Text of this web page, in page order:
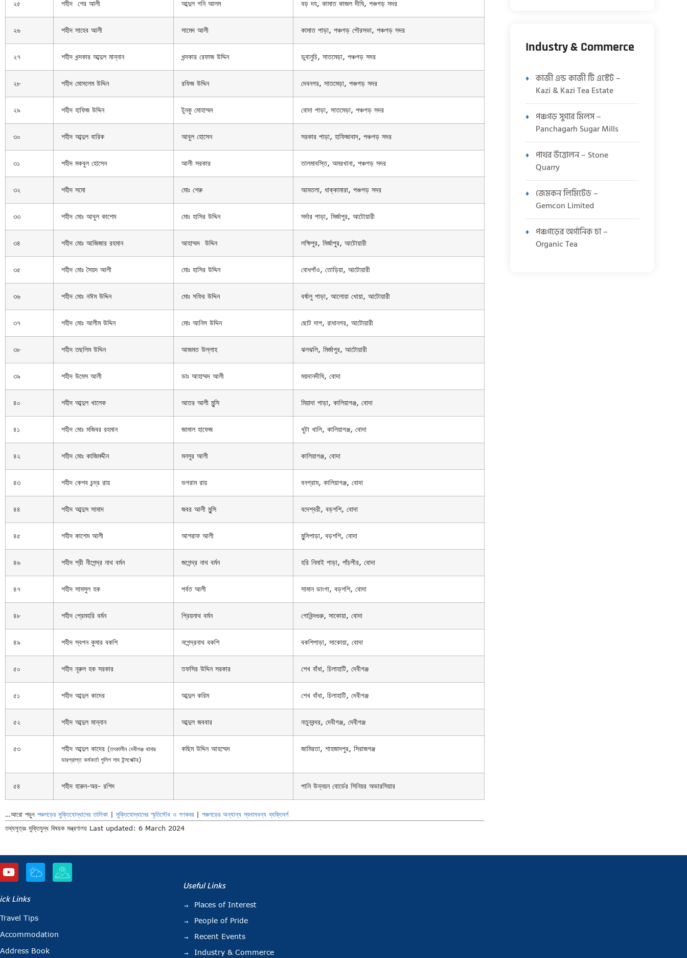
২৫ শহীদ শের আলী আব্দুল গনি আলম বড় দহ, কামাত কাজল দীঘি, পঞ্চগড় সদর
২৬ শহীদ সাহেব আলী সামেদ আলী কামাত পাড়া, পঞ্চগড় পৌরসভা, পঞ্চগড় সদর
২৭ শহীদ খন্দকার আব্দুল মান্নান খন্দকার রেফাজ উদ্দিন ডুবানুচি, সাতমেড়া, পঞ্চগড় সদর
২৮ শহীদ মোসলেম উদ্দিন রফিজ উদ্দিন দেবনগর, সাতমেড়া, পঞ্চগড় সদর
২৯ শহীদ হাফিজ উদ্দিন টুনকু মোহাম্মদ বোদা পাড়া, সাতমেড়া, পঞ্চগড় সদর
৩০ শহীদ আব্দুল বারিক আবুল হোসেন সরকার পাড়া, হাফিজাবাদ, পঞ্চগড় সদর
৩১ শহীদ মকবুল হোসেন আলী সরকার তালমাবস্তি, অমরখানা, পঞ্চগড় সদর
৩২ শহীদ সমো মোঃ শেরু আমতলা, ধাক্কামারা, পঞ্চগড় সদর
৩৩ শহীদ মোঃ আবুল কাশেম মোঃ হাসির উদ্দিন সর্দার পাড়া, মির্জাপুর, আটোয়ারী
৩৪ শহীদ মোঃ আজিজার রহমান আহাম্মদ উদ্দিন লক্ষিপুর, মির্জাপুর, আটোয়ারী
৩৫ শহীদ মোঃ সৈয়দ আলী মোঃ হাসির উদ্দিন বোধগাঁও, তোড়িয়া, আটোয়ারী
৩৬ শহীদ মোঃ নঈম উদ্দিন মোঃ সফির উদ্দিন বর্ষালু পাড়া, আলোয়া খোয়া, আটোয়ারী
৩৭ শহীদ মোঃ আলীম উদ্দিন মোঃ আনিস উদ্দিন ছোট দাপ, রাধানগর, আটোয়ারী
৩৮ শহীদ তছলিম উদ্দিন আজমত উল্লাহ ঝলঝলি, মির্জাপুর, আটোয়ারী
৩৯ শহীদ উমেস আলী ডাঃ আহাম্মদ আলী ময়দানদীঘি, বোদা
৪০ শহীদ আব্দুল খালেক আতর আলী মুন্সি মিয়াদা পাড়া, কালিয়াগঞ্জ, বোদা
৪১ শহীদ মোঃ মজিবর রহমান জামাল হাফেজ খুটা খালি, কালিয়াগঞ্জ, বোদা
৪২ শহীদ মোঃ কাজিমদ্দীন মনসুর আলী কালিয়াগঞ্জ, বোদা
৪৩ শহীদ কেশব চন্দ্র রায় ভগরাম রায় বনগ্রাম, কালিয়াগঞ্জ, বোদা
৪৪ শহীদ আব্দুস সামাদ জবর আলী মুন্সি বদেশ্বরী, বড়শশি, বোদা
৪৫ শহীদ কাশেম আলী আশরাফ আলী মুন্সিপাড়া, বড়শশি, বোদা
৪৬ শহীদ শ্রী নীপেন্দ্র নাথ বর্মন জগেন্দ্র নাথ বর্মন হরি নিমাই পাড়া, পাঁচপীর, বোদা
৪৭ শহীদ সামসুল হক পর্বত আলী সামান ডাংগা, বড়শশি, বোদা
৪৮ শহীদ প্রেমহরি বর্মন প্রিয়নাথ বর্মন গোবিন্দগুরু, সাকোয়া, বোদা
৪৯ শহীদ স্বপন কুমার বকশি নগেন্দ্রনাথ বকশি বকশিপাড়া, সাকোয়া, বোদা
৫০ শহীদ নূরুল হক সরকার তফসির উদ্দিন সরকার শেখ বাঁধা, চিলাহাটি, দেবীগঞ্জ
৫১ শহীদ আব্দুল কাদের আব্দুল করিম শেখ বাঁধা, চিলাহাটি, দেবীগঞ্জ
৫২ শহীদ আব্দুল মান্নান আব্দুল জববার নতুনবন্দর, দেবীগঞ্জ, দেবীগঞ্জ
৫৩ শহীদ আব্দুল কাদের (তৎকালীন দেবীগঞ্জ থানার
ভারপ্রাপ্ত কর্মকর্তা পুলিশ সাব ইন্সপেক্টর)
কছিম উদ্দিন আহম্মেদ জামিরতা, শাহজাদপুর, সিরাজগঞ্জ
৫৪ শহীদ হারুন-অর- রশিদ পানি উন্নয়ন বোর্ডের সিনিয়র অভারসিয়ার
…আরো পড়ুন পঞ্চগড়ের মুক্তিযোদ্ধাদের তালিকা | মুক্তিযোদ্ধাদের স্মৃতিসৌধ ও গণকবর | পঞ্চগড়ের অন্যান্য স্বনামধন্য ব্যক্তিবর্গ
তথ্যসূত্রঃ মুক্তিযুদ্ধ বিষয়ক মন্ত্রণালয় Last updated: 6 March 2024
Industry & Commerce
কাজী এন্ড কাজী টি এস্টেট –
Kazi & Kazi Tea Estate
পঞ্চগড় সুগার মিলস –
Panchagarh Sugar Mills
পাথর উত্তোলন – Stone
Quarry
জেমকন লিমিটেড –
Gemcon Limited
পঞ্চগড়ের অর্গানিক চা –
Organic Tea
Links
Travel Tips
Accommodation
Address Book
Useful Links
Places of Interest
People of Pride
Recent Events
Industry & Commerce